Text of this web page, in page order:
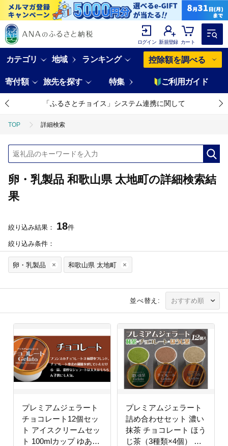
ログイン 新規登録 カート
カテゴリ 地域 ランキング 控除額を調べる
寄付額 旅先を探す 特集 ご利用ガイド
「ふるさとチョイス」システム連携に関して
TOP 詳細検索
卵・乳製品 和歌山県 太地町の詳細検索結
果
絞り込み結果： 18件
絞り込み条件：
卵・乳製品 和歌山県 太地町
並べ替え:
プレミアムジェラート
チョコレート12個セッ
ト アイスクリームセッ
ト 100mlカップ ゆあさ
プレミアムジェラート
詰め合わせセット 濃い
抹茶 チョコレート ほう
じ茶（3種類×4個） ア